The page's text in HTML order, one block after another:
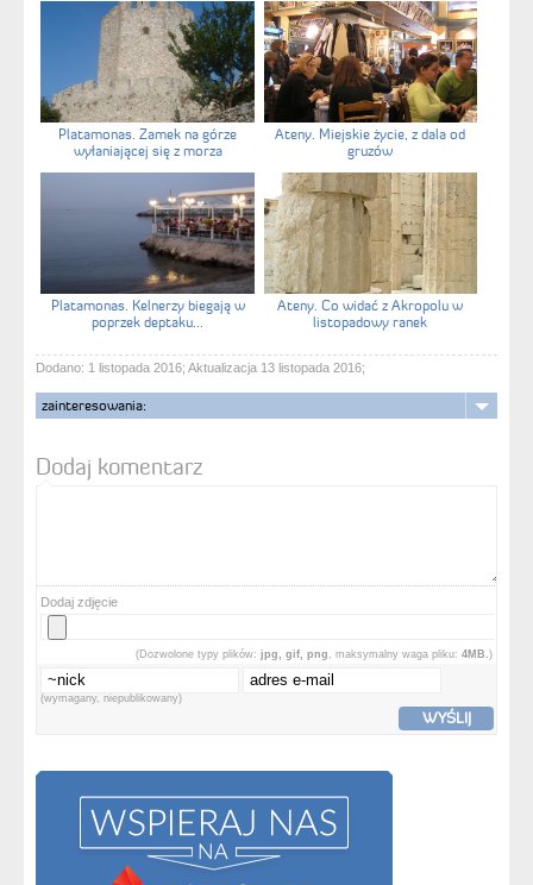
Platamonas. Zamek na górze
wyłaniającej się z morza
Ateny. Miejskie życie, z dala od
gruzów
Platamonas. Kelnerzy biegają w
poprzek deptaku...
Ateny. Co widać z Akropolu w
listopadowy ranek
Dodano: 1 listopada 2016; Aktualizacja 13 listopada 2016;
zainteresowania:
Dodaj komentarz
Dodaj zdjęcie
(Dozwolone typy plików: jpg, gif, png , maksymalny waga pliku: 4MB. )
(wymagany, niepublikowany)
WYŚLIJ